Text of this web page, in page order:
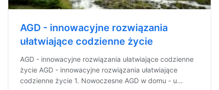
AGD - innowacyjne rozwiązania
ułatwiające codzienne życie
AGD - innowacyjne rozwiązania ułatwiające codzienne
życie AGD - innowacyjne rozwiązania ułatwiające
codzienne życie 1. Nowoczesne AGD w domu - u...